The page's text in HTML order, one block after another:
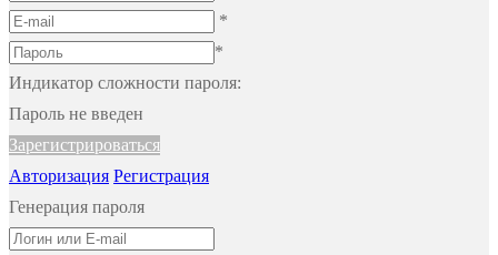
*
*
Индикатор сложности пароля:
Пароль не введен
Зарегистрироваться
Авторизация Регистрация
Генерация пароля